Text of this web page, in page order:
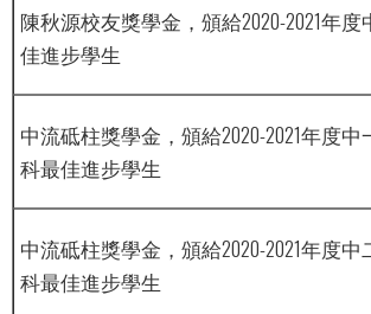
陳秋源校友獎學金，頒給2020-2021年度
佳進步學生
中流砥柱獎學金，頒給2020-2021年度中
科最佳進步學生
中流砥柱獎學金，頒給2020-2021年度中
科最佳進步學生